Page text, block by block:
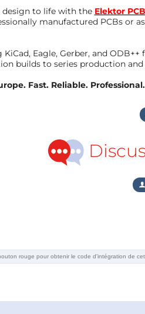
to life with the Elektor
manufactured PCBs or
KiCad, Eagle, Gerber, and
builds to series production
Fast. Reliable. Professional.